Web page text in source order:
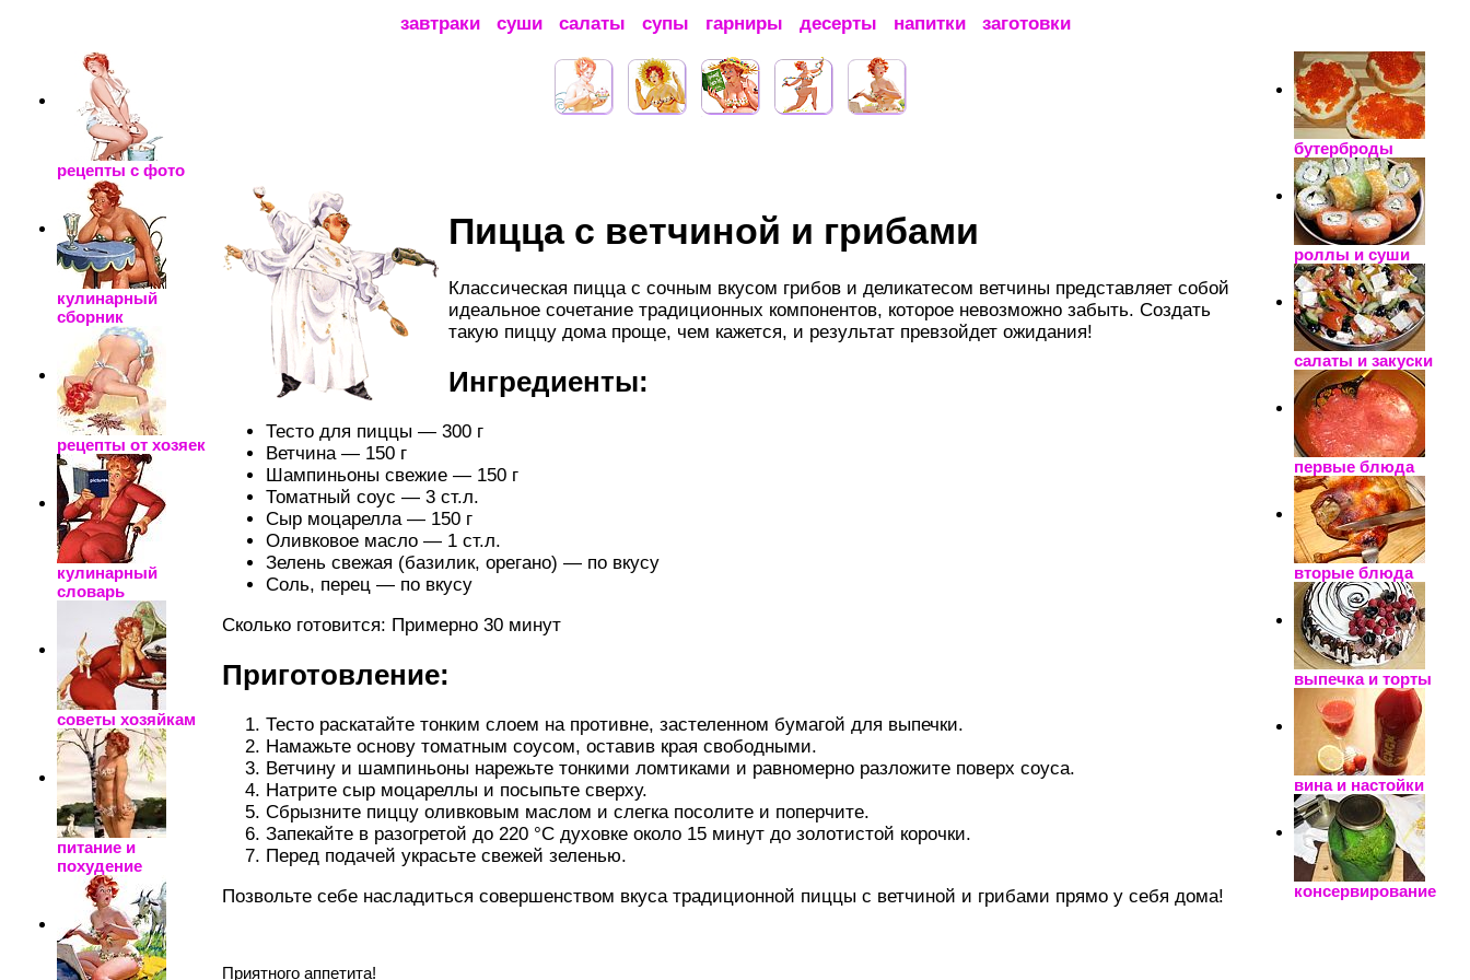
рецепты с фото
кулинарный
сборник
рецепты от хозяек
кулинарный
словарь
советы хозяйкам
питание и
похудение
завтраки суши салаты супы гарниры десерты напитки заготовки
Пицца с ветчиной и грибами
Классическая пицца с сочным вкусом грибов и деликатесом ветчины представляет собой
идеальное сочетание традиционных компонентов, которое невозможно забыть. Создать
такую пиццу дома проще, чем кажется, и результат превзойдет ожидания!
Ингредиенты:
Тесто для пиццы — 300 г
Ветчина — 150 г
Шампиньоны свежие — 150 г
Томатный соус — 3 ст.л.
Сыр моцарелла — 150 г
Оливковое масло — 1 ст.л.
Зелень свежая (базилик, орегано) — по вкусу
Соль, перец — по вкусу
Сколько готовится: Примерно 30 минут
Приготовление:
Тесто раскатайте тонким слоем на противне, застеленном бумагой для выпечки.
Намажьте основу томатным соусом, оставив края свободными.
Ветчину и шампиньоны нарежьте тонкими ломтиками и равномерно разложите поверх соуса.
Натрите сыр моцареллы и посыпьте сверху.
Сбрызните пиццу оливковым маслом и слегка посолите и поперчите.
Запекайте в разогретой до 220 °C духовке около 15 минут до золотистой корочки.
Перед подачей украсьте свежей зеленью.
Позвольте себе насладиться совершенством вкуса традиционной пиццы с ветчиной и грибами прямо у себя дома!
Приятного аппетита!
бутерброды
роллы и суши
салаты и закуски
первые блюда
вторые блюда
выпечка и торты
вина и настойки
консервирование